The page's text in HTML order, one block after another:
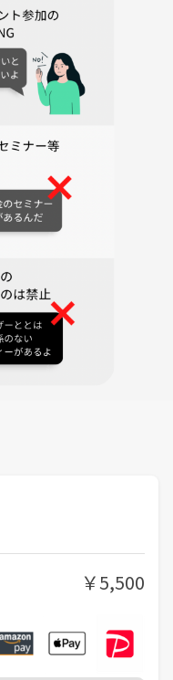
、お土産物、飲み物など）
い（･∀･）
したことのある方の参加は
ごしましょう！
まみ、お土産物、飲み物な
はマットのため素足でも大
1階
バーミヤン」や「北区立昭
ところにあります。￥5,500